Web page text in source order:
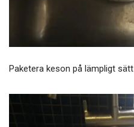
Paketera keson på lämpligt sätt